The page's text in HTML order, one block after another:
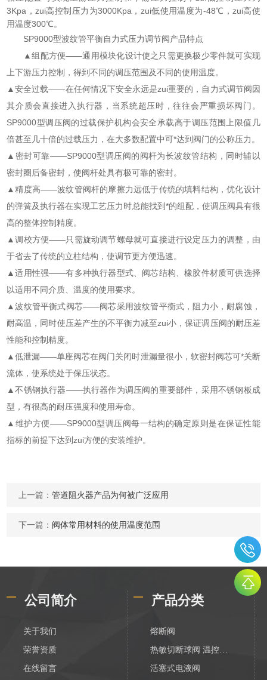
3Kpa，zui高控制压力为3000Kpa，zui低使用温度为-48℃，zui高使
用温度300℃。
SP9000型波纹管平衡自力式压力调节阀产品特点
▲组配方便——通用模块化设计使之只需更换极少零件就可实现
上下游压力控制，得到不同的调压范围及不同的使用温度。
▲安全过载——在任何情况下安全永远是zui重要的，自力式调节阀因
其介质会直接进入执行器，当系统超压时，往往会严重损坏阀门。
SP9000型调压阀的过载保护机构会安全承载高于调压范围上限值几
倍甚至几十倍的过载压力，在大多数配置中可*达到阀门的公称压力。
▲密封可靠——SP9000型调压阀的阀杆为长波纹管结构，同时辅以
密封圈后备密封，使阀杆处具有极可靠的密封。
▲精度高——波纹管阀杆的摩擦力远低于传统的填料结构，优化设计
的弹簧及执行器在实现工艺压力时总能找到*的组配，使调压阀具有很
高的整体控制精度。
▲调校方便——只需旋动调节螺母就可直接进行设定压力的调整，由
于省去了传统的立柱结构，使调节更方便迅速。
▲适用性强——有多种执行器型式、阀芯结构、橡胶件材质可供选择
以适用不同介质、温度的使用要求。
▲波纹管平衡式阀芯——阀芯采用波纹管平衡式，阻力小，耐腐蚀，
耐高温，同时使压差产生的不平衡力减至zui小，保证调压阀的耐压差
性能和控制精度。
▲低泄漏——单座阀芯在阀门关闭时泄漏量很小，软密封阀芯可*关断
流体，使系统处于保压状态。
▲不锈钢执行器——执行器作为调压阀的重要部件，采用不锈钢板成
型，有很高的耐压强度和使用寿命。
▲维护方便——SP9000型调压阀每一结构的确定原则是在保证性能
指标的前提下达到zui方便的安装维护。
上一篇：管道阻火器产品为何被广泛应用
下一篇： 阀体常用材料的使用温度范围
公司简介
关于我们
荣誉资质
在线留言
产品分类
熔断阀
热敏切断球阀 温控切断阀
活塞式电液阀